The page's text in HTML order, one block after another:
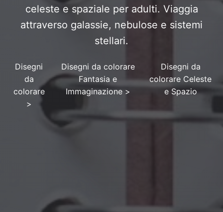
celeste e spaziale per adulti. Viaggia
attraverso galassie, nebulose e sistemi
stellari.
Disegni
da
colorare
>
Disegni da colorare
Fantasia e
Immaginazione >
Disegni da
colorare Celeste
e Spazio